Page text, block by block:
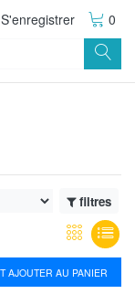
S'enregistrer 0
filtres
TOUT AJOUTER AU PANIER